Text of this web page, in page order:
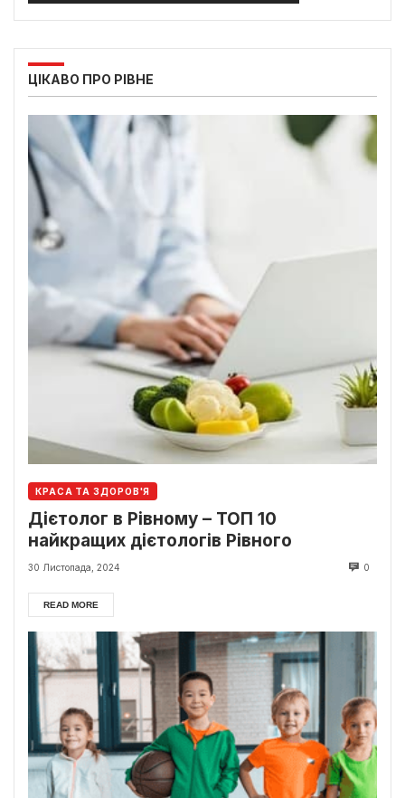
ЦІКАВО ПРО РІВНЕ
КРАСА ТА ЗДОРОВ'Я
Дієтолог в Рівному – ТОП 10
найкращих дієтологів Рівного
30 Листопада, 2024 0
READ MORE